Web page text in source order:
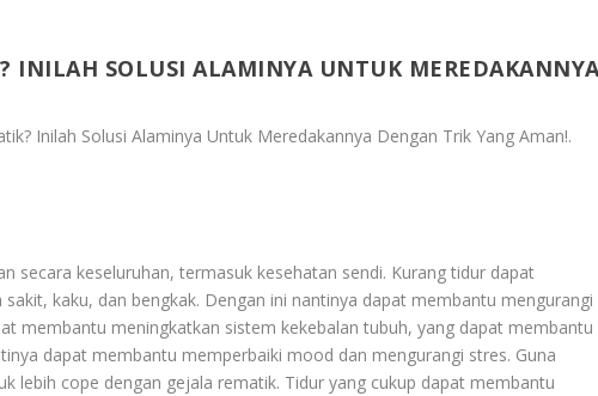
INILAH SOLUSI ALAMINYA UNTUK
Inilah Solusi Alaminya Untuk Meredakannya Dengan Trik Yang Aman!.
secara keseluruhan, termasuk kesehatan sendi. Kurang tidur dapat
kaku, dan bengkak. Dengan ini nantinya dapat membantu mengurangi
membantu meningkatkan sistem kekebalan tubuh, yang dapat membantu
dapat membantu memperbaiki mood dan mengurangi stres. Guna
lebih cope dengan gejala rematik. Tidur yang cukup dapat membantu